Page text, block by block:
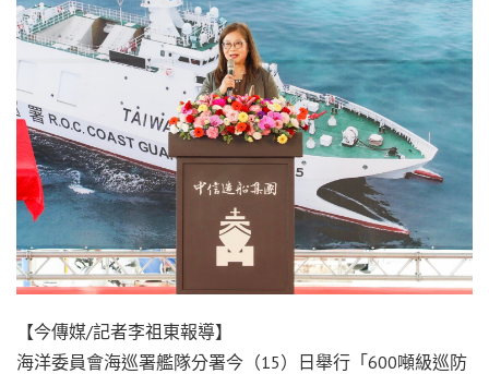
【今傳媒/記者李祖東報導】
海洋委員會海巡署艦隊分署今（15）日舉行「600噸級巡防